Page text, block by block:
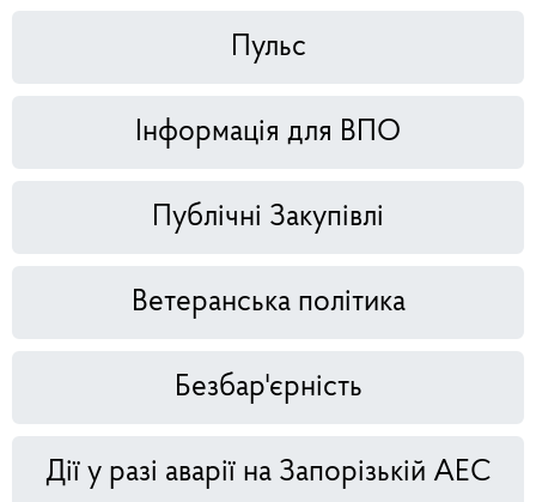
Пульс
Інформація для ВПО
Публічні Закупівлі
Ветеранська політика
Безбар'єрність
Дії у разі аварії на Запорізькій АЕС